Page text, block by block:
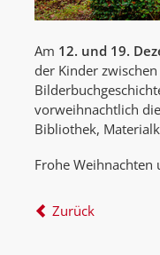
Am 12. und 19.
der Kinder
vorweihnachtlich die
Bibliothek,
Frohe Weihnachten
Zurück